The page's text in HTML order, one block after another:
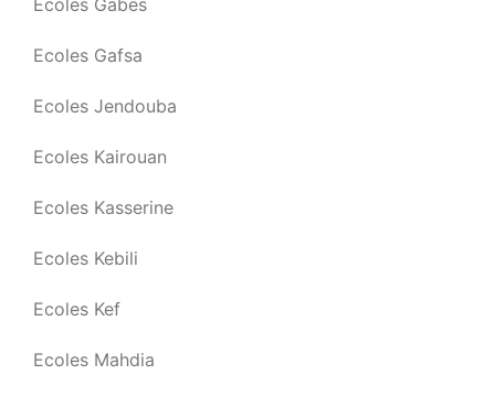
Ecoles Gabes
Ecoles Gafsa
Ecoles Jendouba
Ecoles Kairouan
Ecoles Kasserine
Ecoles Kebili
Ecoles Kef
Ecoles Mahdia